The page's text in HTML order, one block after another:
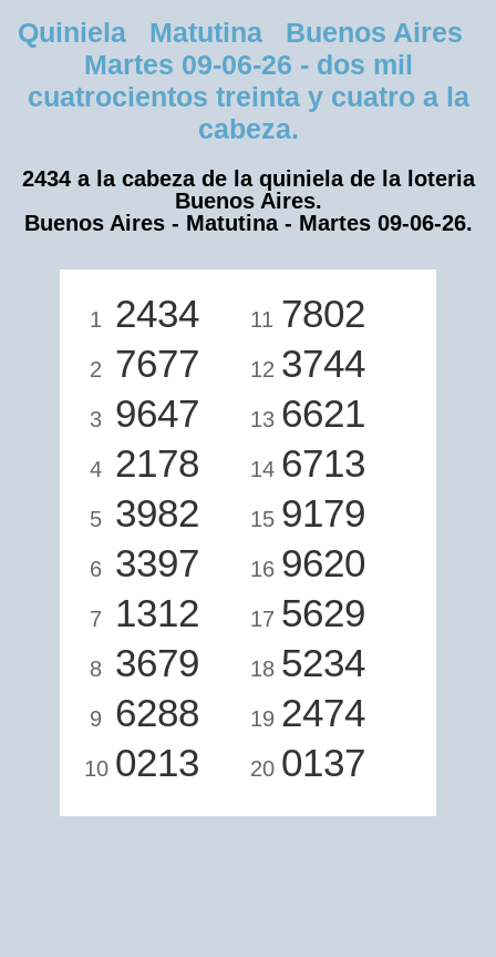
Quiniela Matutina Buenos Aires
Martes 09-06-26 - dos mil
cuatrocientos treinta y cuatro a la
cabeza.
2434 a la cabeza de la quiniela de la loteria
Buenos Aires.
Buenos Aires - Matutina - Martes 09-06-26.
1 2434
2 7677
3 9647
4 2178
5 3982
6 3397
7 1312
8 3679
9 6288
10 0213
11 7802
12 3744
13 6621
14 6713
15 9179
16 9620
17 5629
18 5234
19 2474
20 0137